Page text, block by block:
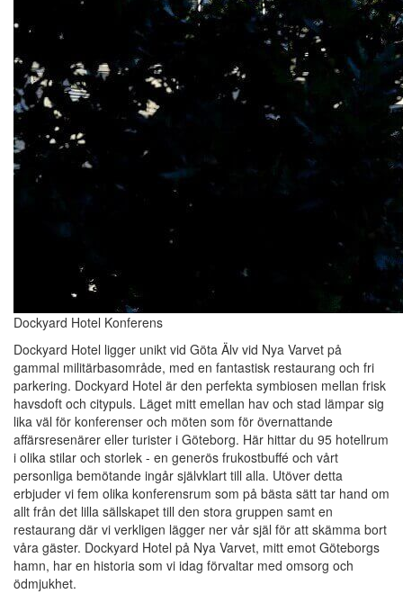
Dockyard Hotel Konferens
Dockyard Hotel ligger unikt vid Göta Älv vid Nya Varvet på
gammal militärbasområde, med en fantastisk restaurang och fri
parkering. Dockyard Hotel är den perfekta symbiosen mellan frisk
havsdoft och citypuls. Läget mitt emellan hav och stad lämpar sig
lika väl för konferenser och möten som för övernattande
affärsresenärer eller turister i Göteborg. Här hittar du 95 hotellrum
i olika stilar och storlek - en generös frukostbuffé och vårt
personliga bemötande ingår självklart till alla. Utöver detta
erbjuder vi fem olika konferensrum som på bästa sätt tar hand om
allt från det lilla sällskapet till den stora gruppen samt en
restaurang där vi verkligen lägger ner vår själ för att skämma bort
våra gäster. Dockyard Hotel på Nya Varvet, mitt emot Göteborgs
hamn, har en historia som vi idag förvaltar med omsorg och
ödmjukhet.